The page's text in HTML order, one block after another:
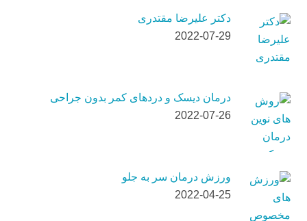
دکتر علیرضا مقتدری
2022-07-29
درمان دیسک و دردهای کمر بدون جراحی
2022-07-26
ورزش درمان سر به جلو
2022-04-25